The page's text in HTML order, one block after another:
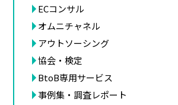
ECコンサル
オムニチャネル
アウトソーシング
協会・検定
BtoB専用サービス
事例集・調査レポート